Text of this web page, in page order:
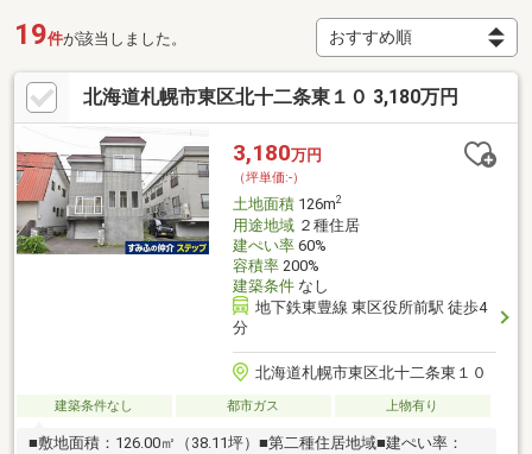
19件が該当しました。
北海道札幌市東区北十二条東１０ 3,180万円
3,180万円
（坪単価:-）
土地面積126m2
用途地域２種住居
建ぺい率60%
容積率200%
建築条件なし
地下鉄東豊線 東区役所前駅 徒歩4
分
北海道札幌市東区北十二条東１０
建築条件なし 都市ガス 上物有り
■敷地面積：126.00㎡（38.11坪）■第二種住居地域■建ぺい率：